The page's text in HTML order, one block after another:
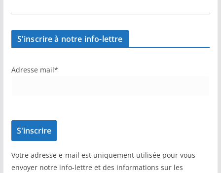
S'inscrire à notre info-lettre
Adresse mail*
Votre adresse e-mail est uniquement utilisée pour vous
envoyer notre info-lettre et des informations sur les